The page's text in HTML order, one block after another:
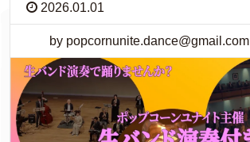
2026.01.01
by popcornunite.dance@gmail.com